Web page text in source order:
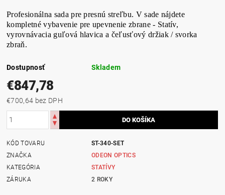
Profesionálna sada pre presnú streľbu. V sade nájdete
kompletné vybavenie pre upevnenie zbrane - Statív,
vyrovnávacia guľová hlavica a čeľusťový držiak / svorka
zbraň.
Dostupnosť Skladem
€847,78
€700,64 bez DPH
KÓD TOVARU
ST-340-SET
ZNAČKA
ODEON OPTICS
KATEGÓRIA
STATÍVY
ZÁRUKA
2 ROKY